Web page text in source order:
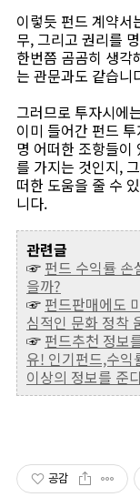
이렇듯 펀드 계약서
무, 그리고 권리를
한번쯤 곰곰히 생각
는 관문과도 같습니
그러므로 투자시에
이미 들어간 펀드
명 어떠한 조항들이
를 가지는 것인지,
떠한 도움을 줄 수
니다.
관련글
☞ 펀드 수익률 손
을까?
☞ 펀드판매에도
심적인 문화 정착
☞ 펀드추천 정보
유! 인기펀드,수익
이상의 정보를 준
공감